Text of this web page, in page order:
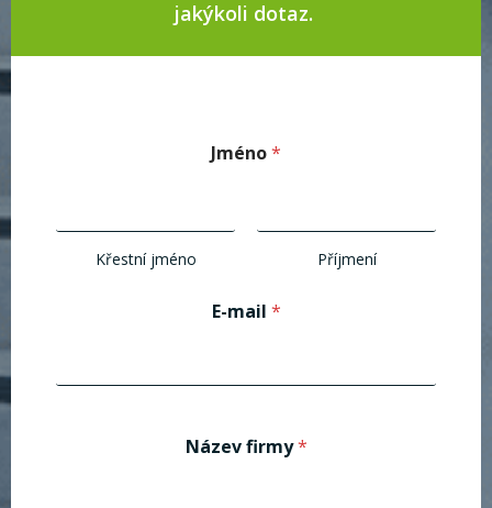
jakýkoli dotaz.
Jméno*
Křestní jméno Příjmení
E-mail *
Název firmy*